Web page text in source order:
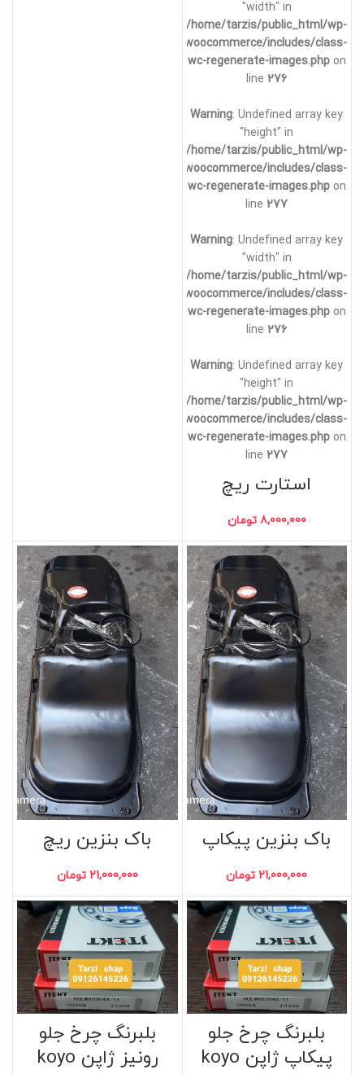
"width" in
/home/tarzis/public_html/wp-
content/plugins/woocommerce/includes/class-
wc-regenerate-images.phpon
line 276
Warning: Undefined array key
"height" in
/home/tarzis/public_html/wp-
content/plugins/woocommerce/includes/class-
wc-regenerate-images.phpon
line 277
Warning: Undefined array key
"width" in
/home/tarzis/public_html/wp-
content/plugins/woocommerce/includes/class-
wc-regenerate-images.phpon
line 276
Warning: Undefined array key
"height" in
/home/tarzis/public_html/wp-
content/plugins/woocommerce/includes/class-
wc-regenerate-images.phpon
line 277
استارت ریچ
8,000,000 تومان
باک بنزین پیکاپ
21,000,000 تومان
باک بنزین ریچ
21,000,000 تومان
بلبرنگ چرخ جلو
پیکاپ ژاپن koyo
بلبرنگ چرخ جلو
رونیز ژاپن koyo